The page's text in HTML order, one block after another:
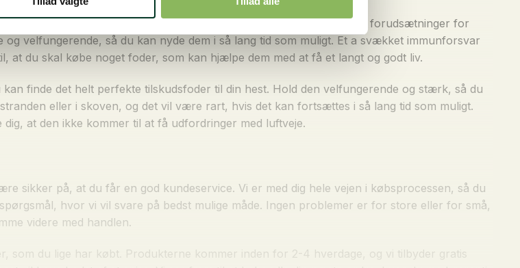
til hest, så du kan være sikker på, at dine heste har de bedste forudsætninger for
velfungerende, så du kan nyde dem i så lang tid som muligt. Et a svækket immunforsvar
at du skal købe noget foder, som kan hjælpe dem med at få et langt og godt liv.
finde det helt perfekte tilskudsfoder til din hest. Hold den velfungerende og stærk, så du
eller i skoven, og det vil være rart, hvis det kan fortsættes i så lang tid som muligt.
at den ikke kommer til at få udfordringer med luftveje.
sikker på, at du får en god kundeservice. Vi er med dig hele vejen i købsprocessen, så du
hvor vi vil svare på bedst mulige måde. Ingen problemer er for store eller for små,
videre med handlen.
du lige har købt. Produkterne kommer inden for 2-4 hverdage, og vi tilbyder gratis